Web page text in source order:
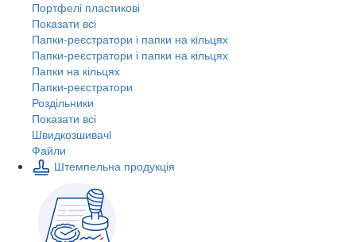
Портфелі пластикові
Показати всі
Папки-реєстратори і папки на кільцях
Папки-реєстратори і папки на кільцях
Папки на кільцях
Папки-реєстратори
Роздільники
Показати всі
Швидкозшивачi
Файли
Штемпельна продукція